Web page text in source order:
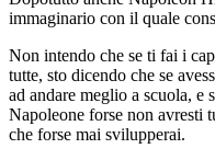
immaginario con il quale
Non intendo che se ti fai i
tutte, sto dicendo che se
ad andare meglio a scuola, e
Napoleone forse non avresti
che forse mai svilupperai.